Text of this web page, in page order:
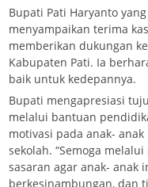
Bupati Pati Haryanto
menyampaikan terima
memberikan dukungan
Kabupaten Pati. Ia
baik untuk kedepannya.
Bupati mengapresiasi
melalui bantuan
motivasi pada anak-
sekolah. “Semoga
sasaran agar anak- anak
berkesinambungan, dan